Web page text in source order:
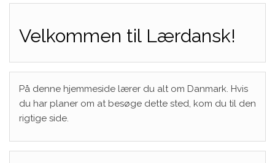
Velkommen til Lærdansk!
På denne hjemmeside lærer du alt om Danmark. Hvis
du har planer om at besøge dette sted, kom du til den
rigtige side.